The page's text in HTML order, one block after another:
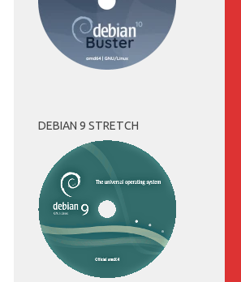
DEBIAN 9 STRETCH